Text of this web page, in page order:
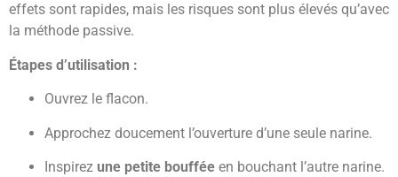
effets sont rapides, mais les risques sont plus élevés qu’avec
la méthode passive.
Étapes d’utilisation :
Ouvrez le flacon.
Approchez doucement l’ouverture d’une seule narine.
Inspirez une petite bouffée en bouchant l’autre narine.